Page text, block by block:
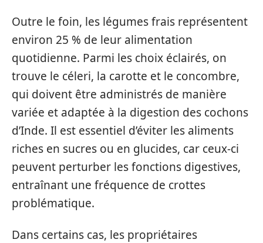
Outre le foin, les légumes frais représentent
environ 25 % de leur alimentation
quotidienne. Parmi les choix éclairés, on
trouve le céleri, la carotte et le concombre,
qui doivent être administrés de manière
variée et adaptée à la digestion des cochons
d’Inde. Il est essentiel d’éviter les aliments
riches en sucres ou en glucides, car ceux-ci
peuvent perturber les fonctions digestives,
entraînant une fréquence de crottes
problématique.
Dans certains cas, les propriétaires